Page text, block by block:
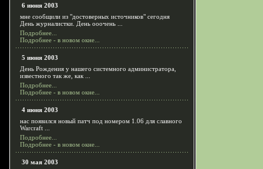
6 июня 2003
мне сообщили из "достоверных источников" сегодня
День журналистки. День ооочень ...
Подробнее...
Подробнее - в новом окне...
5 июня 2003
День Рождения у нашего системного администратора,
известного так же, как ...
Подробнее...
Подробнее - в новом окне...
4 июня 2003
нас появился новый патч под номером 1.06 для славного
Warcraft ...
Подробнее...
Подробнее - в новом окне...
30 мая 2003